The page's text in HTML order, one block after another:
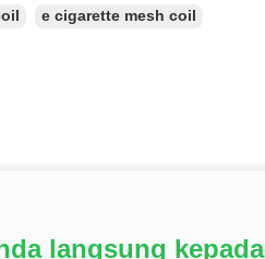
e cigarette mesh coil
langsung